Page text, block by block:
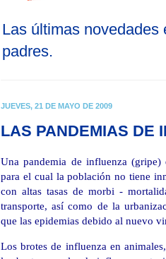
Las últimas
padres.
JUEVES, 21 DE MAYO DE 2009
LAS PANDEMIAS DE
Una pandemia de influenza
para el cual la población no tiene
con altas tasas de morbi -
transporte, así como de la
que las epidemias debido al nuevo
Los brotes de influenza en